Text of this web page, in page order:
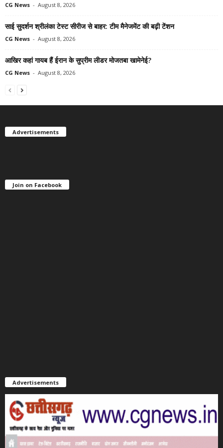
CG News - August 8, 2026
साई सुदर्शन श्रीलंका टेस्ट सीरीज से बाहर: टीम मैनेजमेंट की बढ़ी टेंशन
CG News - August 8, 2026
आखिर कहां गायब हैं ईरान के सुप्रीम लीडर मोजतबा खामेनेई?
CG News - August 8, 2026
Advertisements
Join on Facebook
Advertisements